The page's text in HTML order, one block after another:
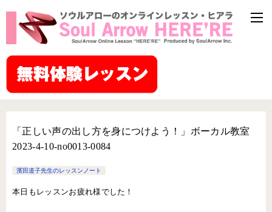
「正しい声の出し方を身につけよう！」ボーカル教室
2023-4-10-­no0013-­0084
濱田道子先生のレッスンノート
本日もレッスンお疲れ様でした！